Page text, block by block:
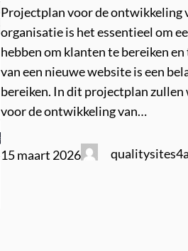
Projectplan voor de ontwikkeling
organisatie is het essentieel om
hebben om klanten te bereiken
van een nieuwe website is een
bereiken. In dit projectplan
voor de ontwikkeling van…
15 maart 2026